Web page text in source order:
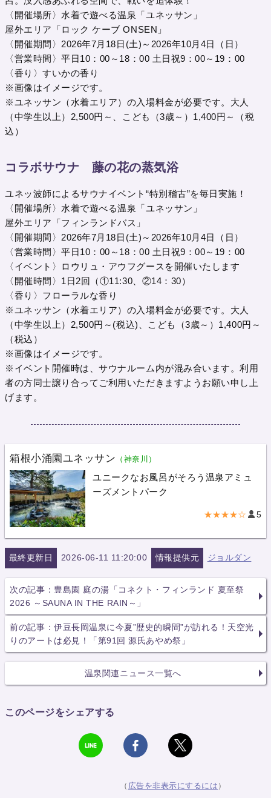
〈開催場所〉水着で遊べる温泉「ユネッサン」
屋外エリア「ロック ケーブ ONSEN」
〈開催期間〉2026年7月18日(土)～2026年10月4日（日）
〈営業時間〉平日10：00～18：00 土日祝9：00～19：00
〈香り〉すいかの香り
※画像はイメージです。
※ユネッサン（水着エリア）の入場料金が必要です。大人
（中学生以上）2,500円～、こども（3歳～）1,400円～（税
込）
コラボサウナ 藤の花の蒸気浴
ユネッ波師によるサウナイベント“特別稽古”を毎日実施！
〈開催場所〉水着で遊べる温泉「ユネッサン」
屋外エリア「フィンランドバス」
〈開催期間〉2026年7月18日(土)～2026年10月4日（日）
〈営業時間〉平日10：00～18：00 土日祝9：00～19：00
〈イベント〉ロウリュ・アウフグースを開催いたします
〈開催時間〉1日2回（①11:30、②14：30）
〈香り〉フローラルな香り
※ユネッサン（水着エリア）の入場料金が必要です。大人
（中学生以上）2,500円～(税込)、こども（3歳～）1,400円～
（税込）
※画像はイメージです。
※イベント開催時は、サウナルーム内が混み合います。利用
者の方同士譲り合ってご利用いただきますようお願い申し上
げます。
箱根小涌園ユネッサン （神奈川）
ユニークなお風呂がそろう温泉アミュ
ーズメントパーク
★★★★☆ 5
最終更新日 2026-06-11 11:20:00 情報提供元 ジョルダン
次の記事：豊島園 庭の湯「コネクト・フィンランド 夏至祭
2026 ～SAUNA IN THE RAIN～」
前の記事：伊豆長岡温泉に今夏”歴史的瞬間”が訪れる！天空光
りのアートは必見！「第91回 源氏あやめ祭」
温泉関連ニュース一覧へ
このページをシェアする
（ 広告を非表示にするには ）